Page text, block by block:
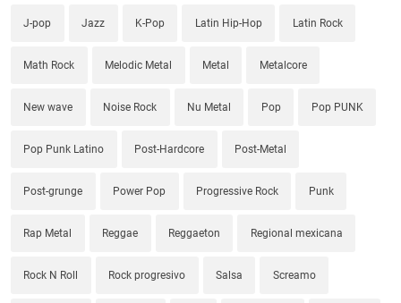
J-pop Jazz K-Pop Latin Hip-Hop Latin Rock
Math Rock Melodic Metal Metal Metalcore
New wave Noise Rock Nu Metal Pop Pop PUNK
Pop Punk Latino Post-Hardcore Post-Metal
Post-grunge Power Pop Progressive Rock Punk
Rap Metal Reggae Reggaeton Regional mexicana
Rock N Roll Rock progresivo Salsa Screamo